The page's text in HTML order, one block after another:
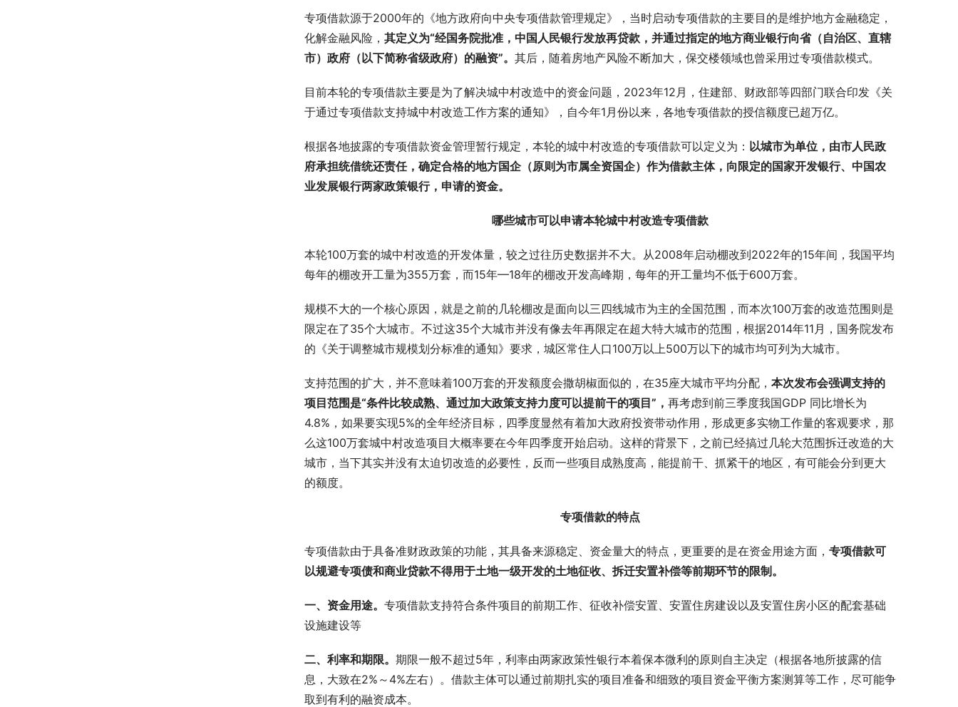
专项借款源于2000年的《地方政府向中央专项借款管理规定》，当时启动专项借款的主要目的是维护地方金融稳定，
化解金融风险， 其定义为“经国务院批准，中国人民银行发放再贷款，并通过指定的地方商业银行向省（自治区、直辖
市）政府（以下简称省级政府）的融资”。 其后，随着房地产风险不断加大，保交楼领域也曾采用过专项借款模式。
目前本轮的专项借款主要是为了解决城中村改造中的资金问题，2023年12月，住建部、财政部等四部门联合印发《关
于通过专项借款支持城中村改造工作方案的通知》，自今年1月份以来，各地专项借款的授信额度已超万亿。
根据各地披露的专项借款资金管理暂行规定，本轮的城中村改造的专项借款可以定义为： 以城市为单位，由市人民政
府承担统借统还责任，确定合格的地方国企（原则为市属全资国企）作为借款主体，向限定的国家开发银行、中国农
业发展银行两家政策银行，申请的资金。
哪些城市可以申请本轮城中村改造专项借款
本轮100万套的城中村改造的开发体量，较之过往历史数据并不大。从2008年启动棚改到2022年的15年间，我国平均
每年的棚改开工量为355万套，而15年—18年的棚改开发高峰期，每年的开工量均不低于600万套。
规模不大的一个核心原因，就是之前的几轮棚改是面向以三四线城市为主的全国范围，而本次100万套的改造范围则是
限定在了35个大城市。不过这35个大城市并没有像去年再限定在超大特大城市的范围，根据2014年11月，国务院发布
的《关于调整城市规模划分标准的通知》要求，城区常住人口100万以上500万以下的城市均可列为大城市。
支持范围的扩大，并不意味着100万套的开发额度会撒胡椒面似的，在35座大城市平均分配， 本次发布会强调支持的
项目范围是“条件比较成熟、通过加大政策支持力度可以提前干的项目”， 再考虑到前三季度我国GDP 同比增长为
4.8%，如果要实现5%的全年经济目标，四季度显然有着加大政府投资带动作用，形成更多实物工作量的客观要求，那
么这100万套城中村改造项目大概率要在今年四季度开始启动。这样的背景下，之前已经搞过几轮大范围拆迁改造的大
城市，当下其实并没有太迫切改造的必要性，反而一些项目成熟度高，能提前干、抓紧干的地区，有可能会分到更大
的额度。
专项借款的特点
专项借款由于具备准财政政策的功能，其具备来源稳定、资金量大的特点，更重要的是在资金用途方面， 专项借款可
以规避专项债和商业贷款不得用于土地一级开发的土地征收、拆迁安置补偿等前期环节的限制。
一、资金用途。 专项借款支持符合条件项目的前期工作、征收补偿安置、安置住房建设以及安置住房小区的配套基础
设施建设等
二、利率和期限。 期限一般不超过5年，利率由两家政策性银行本着保本微利的原则自主决定（根据各地所披露的信
息，大致在2%～4%左右）。借款主体可以通过前期扎实的项目准备和细致的项目资金平衡方案测算等工作，尽可能争
取到有利的融资成本。